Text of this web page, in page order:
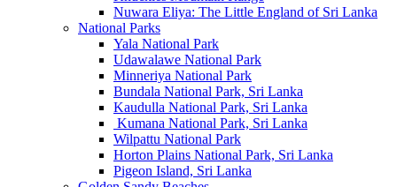
Nuwara Eliya: The Little England of Sri Lanka
National Parks
Yala National Park
Udawalawe National Park
Minneriya National Park
Bundala National Park, Sri Lanka
Kaudulla National Park, Sri Lanka
Kumana National Park, Sri Lanka
Wilpattu National Park
Horton Plains National Park, Sri Lanka
Pigeon Island, Sri Lanka